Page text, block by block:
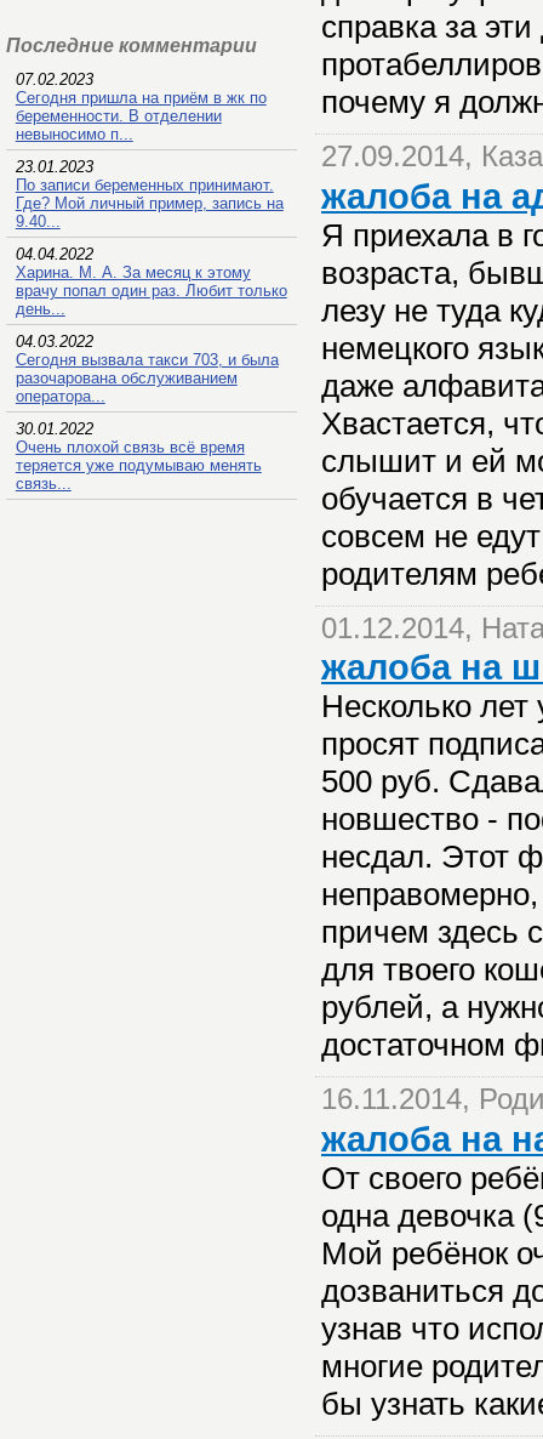
Последние комментарии
07.02.2023
Сегодня пришла на приём в жк по
беременности. В отделении
невыносимо п...
23.01.2023
По записи беременных принимают.
Где? Мой личный пример, запись на
9.40...
04.04.2022
Харина. М. А. За месяц к этому
врачу попал один раз. Любит только
день...
04.03.2022
Сегодня вызвала такси 703, и была
разочарована обслуживанием
оператора...
30.01.2022
Очень плохой связь всё время
теряется уже подумываю менять
связь...
справка за
почему я
27.09.2014,
жалоба на
Я приехала в
возраста,
лезу не туда
немецкого
даже алфавита
Хвастается,
слышит и ей
обучается в
совсем не
родителям
01.12.2014,
жалоба на
Несколько
просят
500 руб.
новшество -
несдал. Этот
неправомерно,
причем здесь
для твоего
рублей, а
достаточном
16.11.2014,
жалоба на
От своего
одна девочка
Мой ребёнок
дозваниться
узнав что
многие
бы узнать